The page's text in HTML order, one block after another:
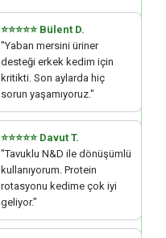
⭐⭐⭐⭐⭐ Bülent D.
"Yaban mersini üriner
desteği erkek kedim için
kritikti. Son aylarda hiç
sorun yaşamıyoruz."
⭐⭐⭐⭐⭐ Davut T.
"Tavuklu N&D ile dönüşümlü
kullanıyorum. Protein
rotasyonu kedime çok iyi
geliyor."